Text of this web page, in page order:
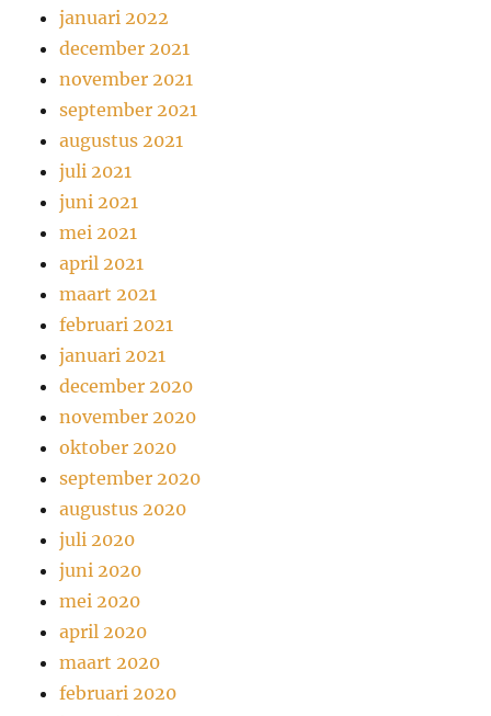
januari 2022
december 2021
november 2021
september 2021
augustus 2021
juli 2021
juni 2021
mei 2021
april 2021
maart 2021
februari 2021
januari 2021
december 2020
november 2020
oktober 2020
september 2020
augustus 2020
juli 2020
juni 2020
mei 2020
april 2020
maart 2020
februari 2020